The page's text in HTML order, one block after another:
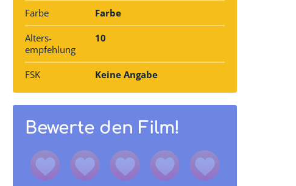
Farbe Farbe
Alters­
empfehlung
10
FSK Keine Angabe
Bewerte den Film!